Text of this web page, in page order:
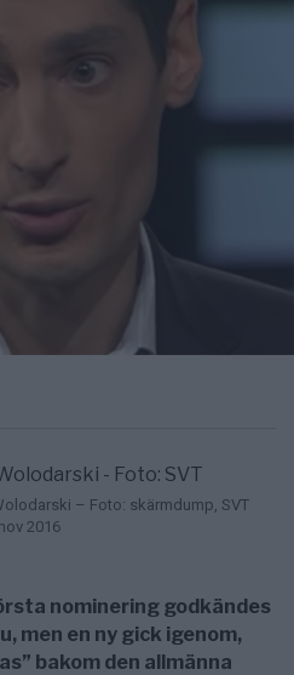
– Foto: skärmdump, SVT
2016
nominering godkändes
men en ny gick igenom,
bakom den allmänna